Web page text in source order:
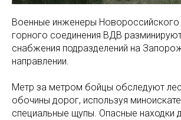
Военные инженеры Новороссийского
горного соединения ВДВ
снабжения подразделений на
направлении.
Метр за метром бойцы обследуют
обочины дорог, используя
специальные щупы. Опасные находки